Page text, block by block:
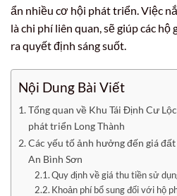
ẩn nhiều cơ hội phát triển. Việc
là chi phí liên quan, sẽ giúp các
ra quyết định sáng suốt.
Nội Dung Bài Viết
Tổng quan về Khu Tái Định Cư
phát triển Long Thành
Các yếu tố ảnh hưởng đến giá
An Bình Sơn
Quy định về giá thu tiền sử
Khoản phí bổ sung đối với hộ